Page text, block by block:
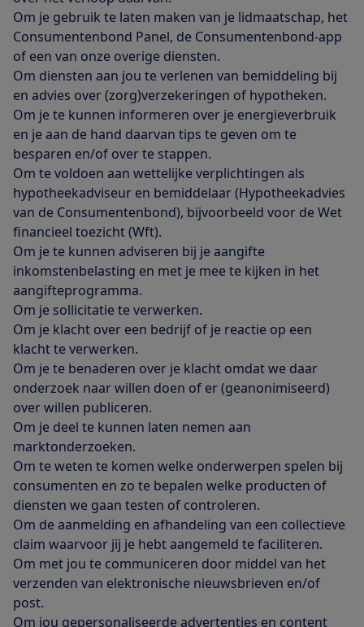
Om je gebruik te laten maken van je lidmaatschap, het
Consumentenbond Panel, de Consumentenbond-app
of een van onze overige diensten.
Om diensten aan jou te verlenen van bemiddeling bij
en advies over (zorg)verzekeringen of hypotheken.
Om je te kunnen informeren over je energieverbruik
en je aan de hand daarvan tips te geven om te
besparen en/of over te stappen.
Om te voldoen aan wettelijke verplichtingen als
hypotheekadviseur en bemiddelaar (Hypotheekadvies
van de Consumentenbond), bijvoorbeeld voor de Wet
financieel toezicht (Wft).
Om je te kunnen adviseren bij je aangifte
inkomstenbelasting en met je mee te kijken in het
aangifteprogramma.
Om je sollicitatie te verwerken.
Om je klacht over een bedrijf of je reactie op een
klacht te verwerken.
Om je te benaderen over je klacht omdat we daar
onderzoek naar willen doen of er (geanonimiseerd)
over willen publiceren.
Om je deel te kunnen laten nemen aan
marktonderzoeken.
Om te weten te komen welke onderwerpen spelen bij
consumenten en zo te bepalen welke producten of
diensten we gaan testen of controleren.
Om de aanmelding en afhandeling van een collectieve
claim waarvoor jij je hebt aangemeld te faciliteren.
Om met jou te communiceren door middel van het
verzenden van elektronische nieuwsbrieven en/of
post.
Om jou gepersonaliseerde advertenties en content